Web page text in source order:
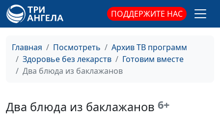
ПОДДЕРЖИТЕ НАС
Главная Посмотреть
Архив ТВ программ
Здоровье без лекарств
Готовим вместе
Два блюда из баклажанов
Два блюда из баклажанов 6+
День второй
Планирование
День первый
Анна Ронжина,
#32
Фаршированный
Анна Ронжина,
Творожно-морковная
запеканка
Анна Ронжина,
Татьяна Урлина